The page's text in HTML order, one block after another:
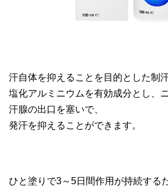
汗自体を抑えることを目的とした制
塩化アルミニウムを有効成分とし、
汗腺の出口を塞いで、
発汗を抑えることができます。
ひと塗りで3～5日間作用が持続する